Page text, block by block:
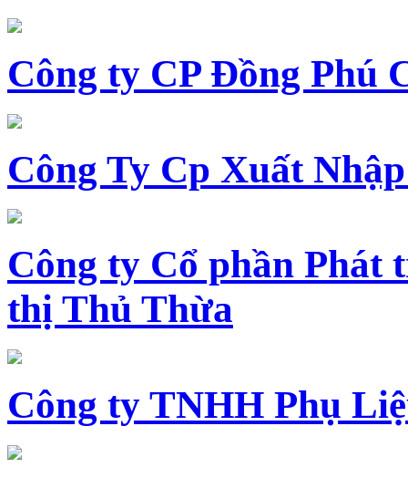
Công ty CP Đồng Phú
Công Ty Cp Xuất
Công ty Cổ phần Phát
thị Thủ Thừa
Công ty TNHH Phụ